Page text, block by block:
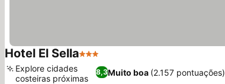
Hotel El Sella3 Estrelas
8,3Muito boa (2.157 pontuações)
Explore cidades
costeiras próximas